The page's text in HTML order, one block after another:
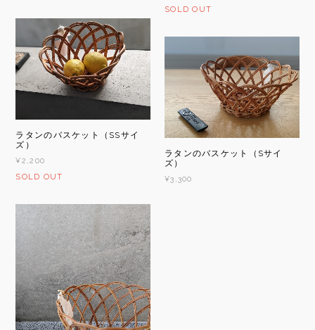
SOLD OUT
ラタンのバスケット（SSサイ
ズ）
¥2,200
SOLD OUT
ラタンのバスケット（Sサイ
ズ）
¥3,300